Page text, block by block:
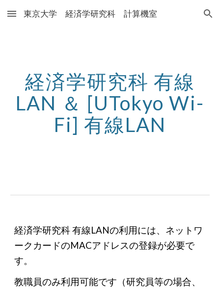
Skip to main content Skip to navigation
東京大学 経済学研究科 計算機室
経済学研究科 有線
LAN ＆ [UTokyo Wi-
Fi] 有線LAN
経済学研究科 有線LANの利用には、ネットワ
ークカードのMACアドレスの登録が必要で
す。
教職員のみ利用可能です（研究員等の場合、